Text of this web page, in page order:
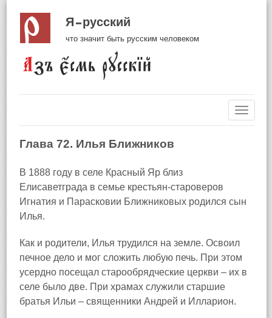
Я русский
что значит быть русским человеком
Глава 72. Илья Ближников
В 1888 году в селе Красный Яр близ
Елисаветграда в семье крестьян‑староверов
Игнатия и Парасковии Ближниковых родился сын
Илья.
Как и родители, Илья трудился на земле. Освоил
печное дело и мог сложить любую печь. При этом
усердно посещал старообрядческие церкви – их в
селе было две. При храмах служили старшие
братья Ильи – священники Андрей и Илларион.